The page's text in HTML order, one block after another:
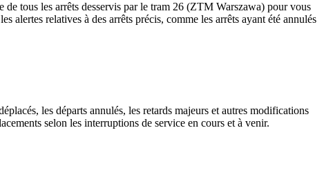
tous les arrêts desservis par le tram 26 (ZTM Warszawa) pour vous
alertes relatives à des arrêts précis, comme les arrêts ayant été annulés
les départs annulés, les retards majeurs et autres modifications
selon les interruptions de service en cours et à venir.